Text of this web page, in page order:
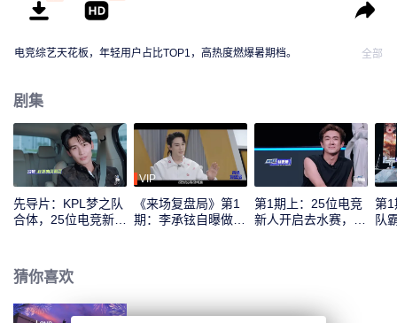
电竞综艺天花板，年轻用户占比TOP1，高热度燃爆暑期档。 全部
剧集
先导片：KPL梦之队
合体，25位电竞新人
VIP
《来场复盘局》第1
期：李承铉自曝做
第1期上：25位电竞
新人开启去水赛，谁
第1
队
猜你喜欢